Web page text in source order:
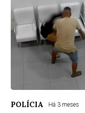
POLÍCIA Há 3 meses